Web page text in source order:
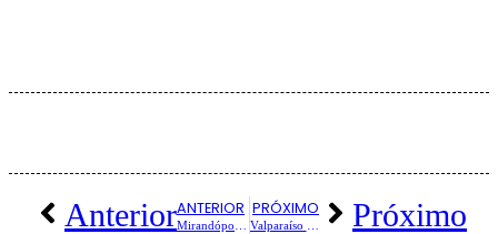
AnteriorANTERIOR PRÓXIMO Próximo